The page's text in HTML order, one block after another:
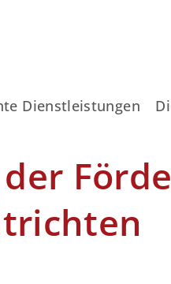
Dienstleistungen